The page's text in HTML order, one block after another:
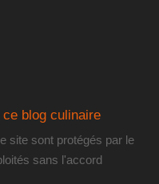
ce blog culinaire
site sont protégés par le
sans l'accord